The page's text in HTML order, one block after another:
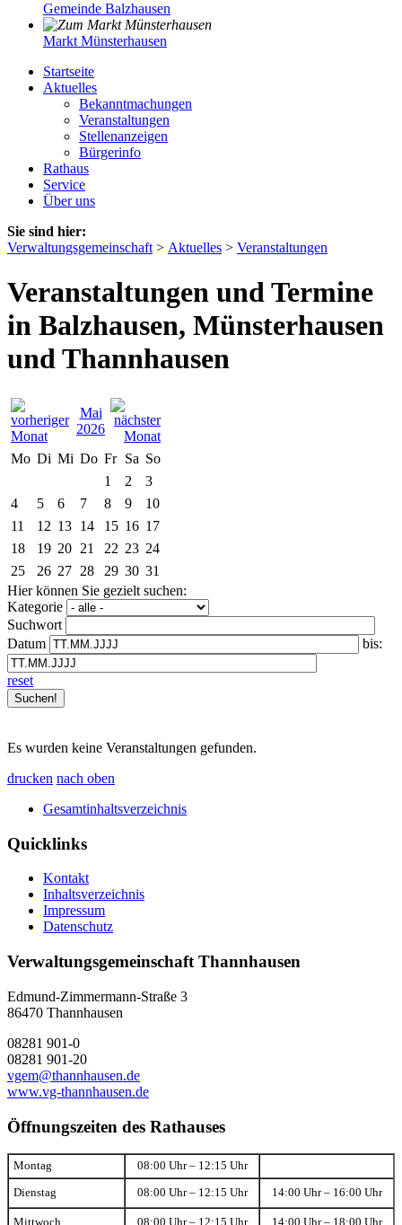
Gemeinde Balzhausen
Markt Münsterhausen
Startseite
Aktuelles
Bekanntmachungen
Veranstaltungen
Stellenanzeigen
Bürgerinfo
Rathaus
Service
Über uns
Sie sind hier:
Verwaltungsgemeinschaft > Aktuelles > Veranstaltungen
Veranstaltungen und Termine
in Balzhausen, Münsterhausen
und Thannhausen
Mai
2026
Mo Di Mi Do Fr Sa So
1
2
3
4
5 6 7 8 9
10
11
12 13 14 15 16 17
18
19 20 21 22 23 24
25
26 27 28 29 30 31
Hier können Sie gezielt suchen:
Kategorie
Suchwort
Datum
bis:
reset
Es wurden keine Veranstaltungen gefunden.
drucken nach oben
Gesamtinhaltsverzeichnis
Quicklinks
Kontakt
Inhaltsverzeichnis
Impressum
Datenschutz
Verwaltungsgemeinschaft Thannhausen
Edmund-Zimmermann-Straße 3
86470 Thannhausen
08281 901-0
08281 901-20
vgem@thannhausen.de
www.vg-thannhausen.de
Öffnungszeiten des Rathauses
Montag 08:00 Uhr – 12:15 Uhr
Dienstag 08:00 Uhr – 12:15 Uhr 14:00 Uhr – 16:00 Uhr